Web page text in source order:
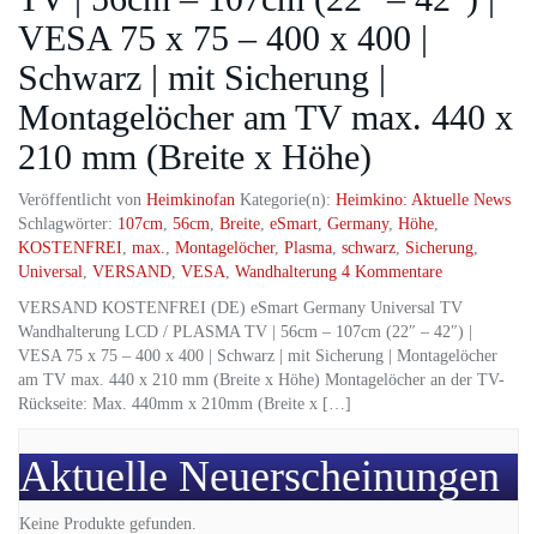
VESA 75 x 75 – 400 x 400 |
Schwarz | mit Sicherung |
Montagelöcher am TV max. 440 x
210 mm (Breite x Höhe)
Veröffentlicht von Heimkinofan Kategorie(n): Heimkino: Aktuelle News
Schlagwörter: 107cm, 56cm, Breite, eSmart, Germany, Höhe,
KOSTENFREI, max., Montagelöcher, Plasma, schwarz, Sicherung,
Universal, VERSAND, VESA, Wandhalterung 4 Kommentare
VERSAND KOSTENFREI (DE) eSmart Germany Universal TV
Wandhalterung LCD / PLASMA TV | 56cm – 107cm (22″ – 42″) |
VESA 75 x 75 – 400 x 400 | Schwarz | mit Sicherung | Montagelöcher
am TV max. 440 x 210 mm (Breite x Höhe) Montagelöcher an der TV-
Rückseite: Max. 440mm x 210mm (Breite x […]
Aktuelle Neuerscheinungen
Keine Produkte gefunden.